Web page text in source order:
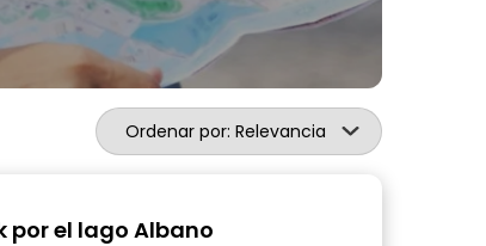
Ordenar por: Relevancia
por el lago Albano